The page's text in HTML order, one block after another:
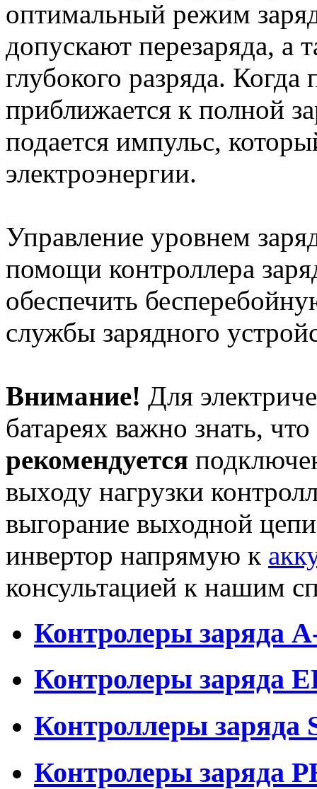
оптимальный режим
допускают перезаряда, а
глубокого разряда.
приближается к полной
подается импульс,
электроэнергии.
Управление уровнем
помощи контроллера
обеспечить
службы зарядного
Внимание! Для
батареях важно знать, что
рекомендуется
выходу нагрузки
выгорание выходной
инвертор напрямую к
консультацией к нашим
Контролеры заряда
Контролеры заряда
Контроллеры заряда
Контролеры заряда